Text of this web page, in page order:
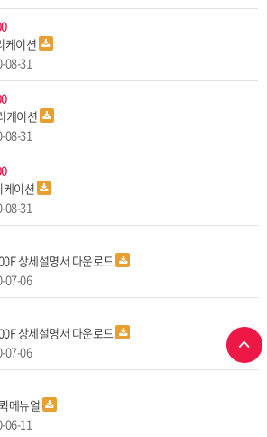
케이션
08-31
케이션
08-31
이션
08-31
상세설명서 다운로드
07-06
상세설명서 다운로드
07-06
메뉴얼
06-11